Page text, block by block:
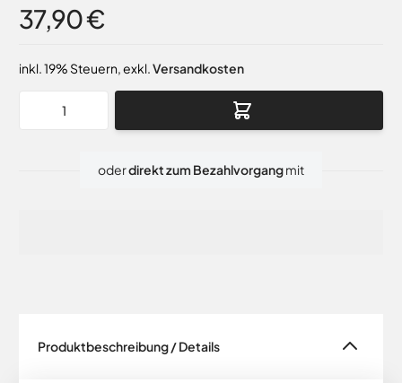
37,90 €
inkl. 19% Steuern,exkl.Versandkosten
oderdirekt zum Bezahlvorgangmit
Produktbeschreibung / Details